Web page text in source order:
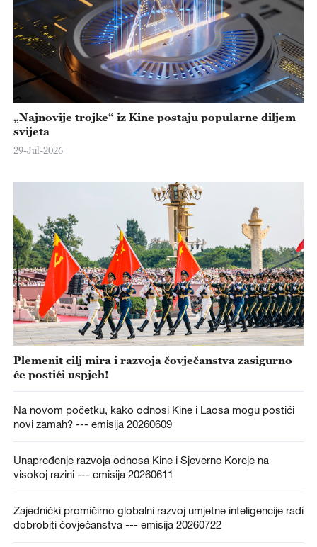
„Najnovije trojke“ iz Kine postaju popularne diljem
svijeta
29-Jul-2026
Plemenit cilj mira i razvoja čovječanstva zasigurno
će postići uspjeh!
Na novom početku, kako odnosi Kine i Laosa mogu postići
novi zamah? --- emisija 20260609
Unapređenje razvoja odnosa Kine i Sjeverne Koreje na
visokoj razini --- emisija 20260611
Zajednički promičimo globalni razvoj umjetne inteligencije radi
dobrobiti čovječanstva --- emisija 20260722